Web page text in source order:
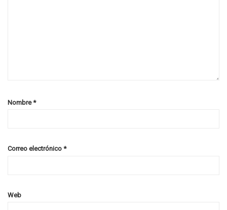
Nombre*
Correo electrónico *
Web